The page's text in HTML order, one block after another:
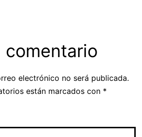
comentario
electrónico no será publicada.
están marcados con *